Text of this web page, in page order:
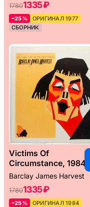
17801335 ₽
–25%
ОРИГИНАЛ 1977
СБОРНИК
Victims Of
Circumstance, 1984
Barclay James Harvest
17801335 ₽
–25%
ОРИГИНАЛ 1984